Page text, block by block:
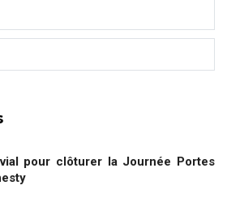
pour clôturer la Journée Portes